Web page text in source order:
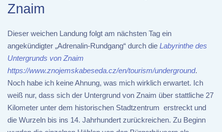
Znaim
Dieser weichen Landung folgt am nächsten Tag ein
angekündigter „Adrenalin-Rundgang“ durch die Labyrinthe des
Untergrunds von Znaim
https://www.znojemskabeseda.cz/en/tourism/underground.
Noch habe ich keine Ahnung, was mich wirklich erwartet. Ich
weiß nur, dass sich der Untergrund von Znaim über stattliche 27
Kilometer unter dem historischen Stadtzentrum erstreckt und
die Wurzeln bis ins 14. Jahrhundert zurückreichen. Zu Beginn